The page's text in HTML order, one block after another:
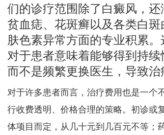
们的诊疗范围除了白癜风，还
贫血痣、花斑癣以及各类白
肤色素异常方面的专业积累
对于患者意味着能够得到持续
而不是频繁更换医生，导致治
对于许多患者而言，治疗费用也是一个
行收费透明、价格合理的策略。初诊或
体项目而定，从几十元到几百元不等；